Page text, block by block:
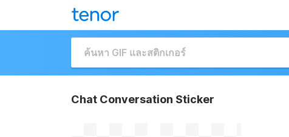
Chat Conversation Sticker